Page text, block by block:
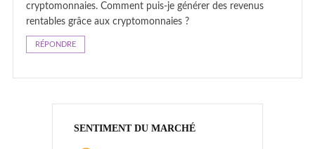
cryptomonnaies. Comment puis-je générer des revenus
rentables grâce aux cryptomonnaies ?
RÉPONDRE
SENTIMENT DU MARCHÉ